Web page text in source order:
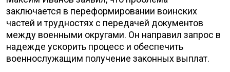
заключается в переформировании воинских
частей и трудностях с передачей документов
между военными округами. Он направил запрос в
надежде ускорить процесс и обеспечить
военнослужащим получение законных выплат.